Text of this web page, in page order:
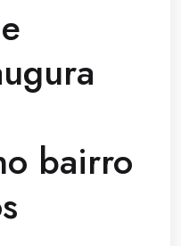
bairro